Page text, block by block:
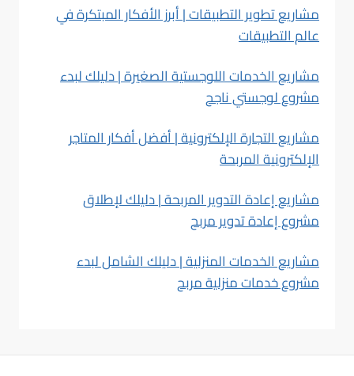
مشاريع تطوير التطبيقات | أبرز الأفكار المبتكرة في
عالم التطبيقات
مشاريع الخدمات اللوجستية الصغيرة | دليلك لبدء
مشروع لوجستي ناجح
مشاريع التجارة الإلكترونية | أفضل أفكار المتاجر
الإلكترونية المربحة
مشاريع إعادة التدوير المربحة | دليلك لإطلاق
مشروع إعادة تدوير مربح
مشاريع الخدمات المنزلية | دليلك الشامل لبدء
مشروع خدمات منزلية مربح